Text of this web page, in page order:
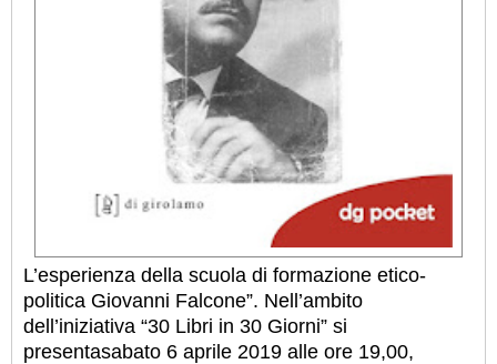
L’esperienza della scuola di formazione etico-
politica Giovanni Falcone”. Nell’ambito
dell’iniziativa “30 Libri in 30 Giorni” si
presentasabato 6 aprile 2019 alle ore 19,00,